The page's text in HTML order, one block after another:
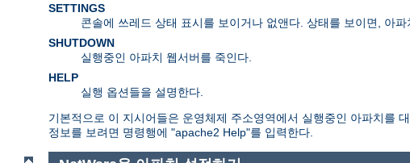
SETTINGS
콘솔에 쓰레드 상태 표시를 보이거나 없앤다. 상태를 보이면, 아
SHUTDOWN
실행중인 아파치 웹서버를 죽인다.
HELP
실행 옵션들을 설명한다.
기본적으로 이 지시어들은 운영체제 주소영역에서 실행중인 아파치를
정보를 보려면 명령행에 "apache2 Help"를 입력한다.